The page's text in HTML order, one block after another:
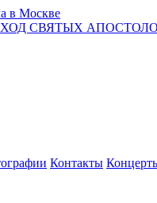
в Москве
СВЯТЫХ
Контакты